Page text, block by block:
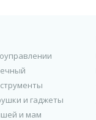
и гаджеты
и мам